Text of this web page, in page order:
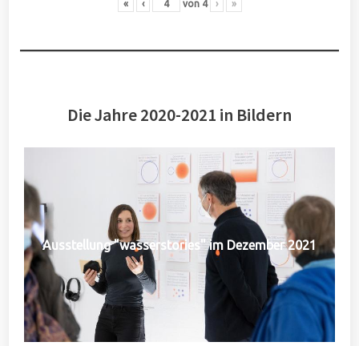
« ‹ von 4 › »
Die Jahre 2020-2021 in Bildern
Ausstellung "wasserstories" im Dezember 2021